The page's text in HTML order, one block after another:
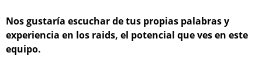
Nos gustaría escuchar de tus propias palabras y
experiencia en los raids, el potencial que ves en este
equipo.